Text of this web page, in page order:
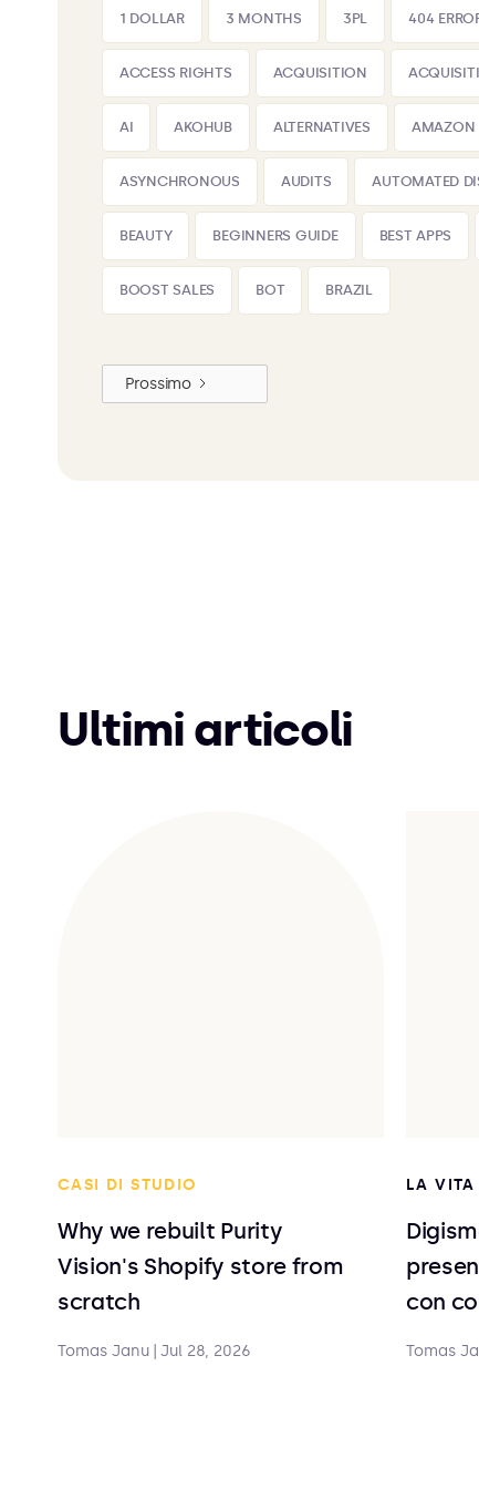
1 DOLLAR 3 MONTHS 3PL 404
ACCESS RIGHTS ACQUISITION
AI AKOHUB ALTERNATIVES AMAZON
ASYNCHRONOUS AUDITS AUTOMATED
BEAUTY BEGINNERS GUIDE BEST APPS
BOOST SALES BOT BRAZIL
Prossimo
Ultimi articoli
CASI DI STUDIO
Why we rebuilt Purity
Vision's Shopify store from
scratch
Tomas Janu Jul 28, 2026
LA
con
Tomas